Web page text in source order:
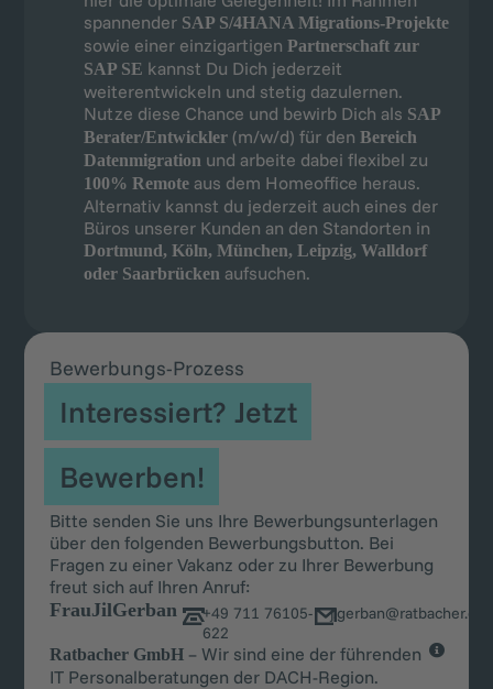
spannender SAP S/4HANA Migrations-Projekte
sowie einer einzigartigen Partnerschaft zur
SAP SE kannst Du Dich jederzeit
weiterentwickeln und stetig dazulernen.
Nutze diese Chance und bewirb Dich als SAP
Berater/Entwickler (m/w/d) für den Bereich
Datenmigration und arbeite dabei flexibel zu
100% Remote aus dem Homeoffice heraus.
Alternativ kannst du jederzeit auch eines der
Büros unserer Kunden an den Standorten in
Dortmund, Köln, München, Leipzig, Walldorf
oder Saarbrückenaufsuchen.
Bewerbungs-Prozess
Interessiert? Jetzt
Bewerben!
Bitte senden Sie uns Ihre Bewerbungsunterlagen
über den folgenden Bewerbungsbutton. Bei
Fragen zu einer Vakanz oder zu Ihrer Bewerbung
freut sich auf Ihren Anruf:
FrauJilGerban
+49 711 76105-
622
Ratbacher GmbH– Wir sind eine der führenden
IT Personalberatungen der DACH-Region.